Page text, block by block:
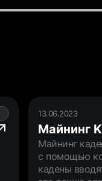
13.06.2023
Майнинг
Майнинг
с помощью
кадены